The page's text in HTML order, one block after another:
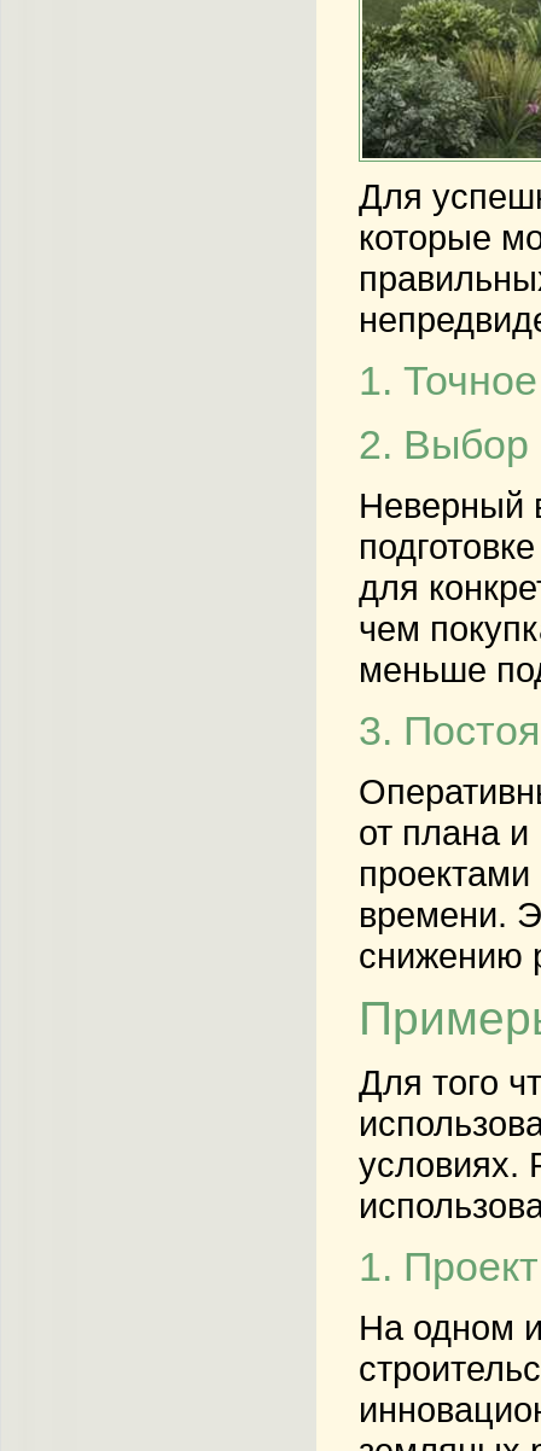
Для
которые
1.
2. Выбор
Неверный
для
чем
меньше
3.
от плана
времени.
снижению
Для того
условиях.
1.
На одном